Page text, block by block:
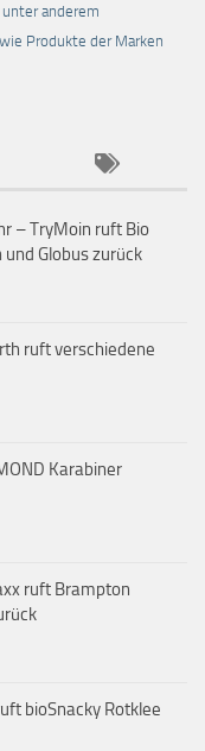
anderem
Produkte der Marken
– TryMoin ruft Bio
Globus zurück
ruft verschiedene
Karabiner
ruft Brampton
bioSnacky Rotklee